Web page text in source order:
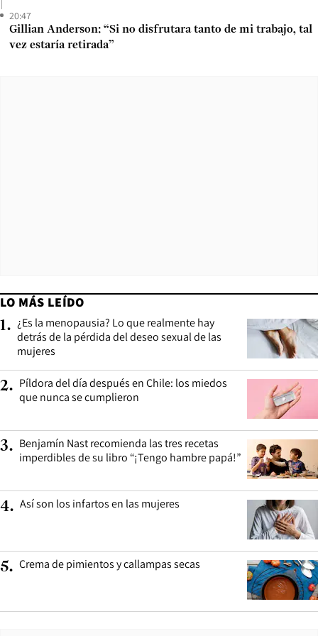
20:47
Gillian Anderson: “Si no disfrutara tanto de mi trabajo, tal
vez estaría retirada”
LO MÁS LEÍDO
1. ¿Es la menopausia? Lo que realmente hay
detrás de la pérdida del deseo sexual de las
mujeres
2. Píldora del día después en Chile: los miedos
que nunca se cumplieron
3. Benjamín Nast recomienda las tres recetas
imperdibles de su libro “¡Tengo hambre papá!”
4. Así son los infartos en las mujeres
5. Crema de pimientos y callampas secas